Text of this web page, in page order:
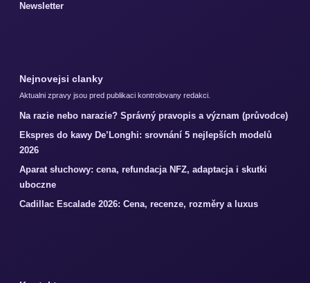
Newsletter
Nejnovejsi clanky
Aktualni zpravy jsou pred publikaci kontrolovany redakci.
Na razie nebo narazie? Správný pravopis a význam (průvodce)
Ekspres do kawy De’Longhi: srovnání 5 nejlepších modelů
2026
Aparat słuchowy: cena, refundacja NFZ, adaptacja i skutki
uboczne
Cadillac Escalade 2026: Cena, recenze, rozměry a luxus